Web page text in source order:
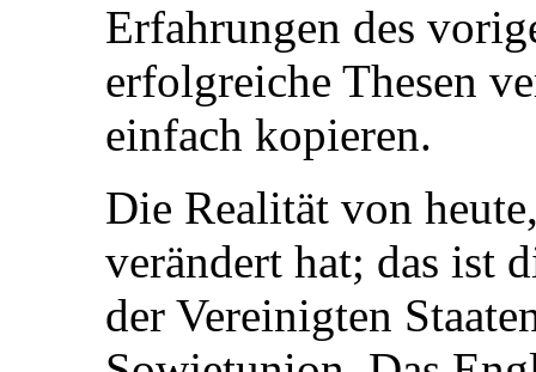
Erfahrungen des
erfolgreiche Thesen
einfach kopieren.
Die Realität von
verändert hat; das ist
der Vereinigten